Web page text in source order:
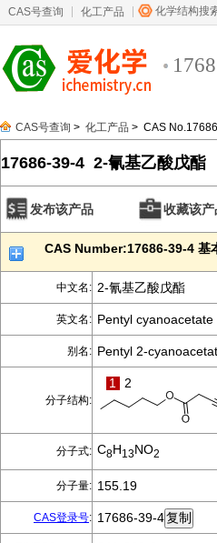
CAS号查询 化工产品 化学结构搜
CAS号查询 > 化工产品 > CAS
17686-39-4 2-氰基乙酸戊酯
发布该产品 收藏该产
CAS Number:17686-39-4 基
中文名: 2-氰基乙酸戊酯
英文名: Pentyl cyanoacetate
别名: Pentyl 2-
分子结构:
1 2
分子式: C8H13NO2
分子量: 155.19
CAS登录号: 17686-39-4